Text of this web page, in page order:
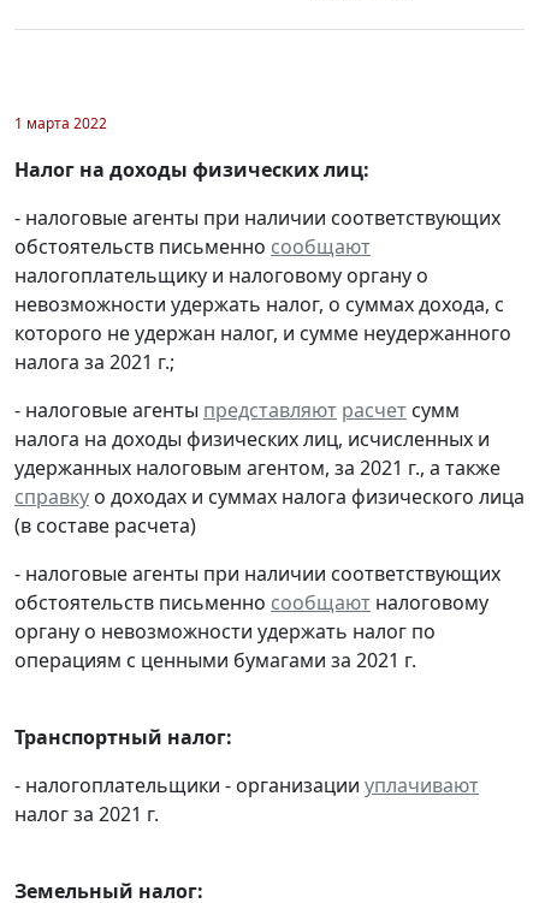
1 марта 2022
Налог на доходы физических лиц:
- налоговые агенты при наличии соответствующих
обстоятельств письменно сообщают
налогоплательщику и налоговому органу о
невозможности удержать налог, о суммах дохода, с
которого не удержан налог, и сумме неудержанного
налога за 2021 г.;
- налоговые агенты представляют расчет сумм
налога на доходы физических лиц, исчисленных и
удержанных налоговым агентом, за 2021 г., а также
справку о доходах и суммах налога физического лица
(в составе расчета)
- налоговые агенты при наличии соответствующих
обстоятельств письменно сообщают налоговому
органу о невозможности удержать налог по
операциям с ценными бумагами за 2021 г.
Транспортный налог:
- налогоплательщики - организации уплачивают
налог за 2021 г.
Земельный налог: